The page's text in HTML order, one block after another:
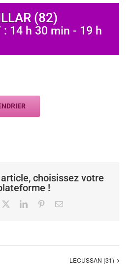
(82)
14 h 30 min - 19 h
choisissez votre
!
LinkedInPinterestEmail
LECUSSAN (31)